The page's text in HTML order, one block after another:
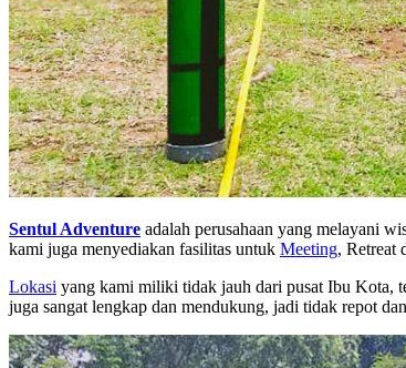
Sentul Adventure adalah perusahaan yang melayani
kami juga menyediakan fasilitas untuk Meeting, Retreat
Lokasi yang kami miliki tidak jauh dari pusat Ibu Kota,
juga sangat lengkap dan mendukung, jadi tidak repot